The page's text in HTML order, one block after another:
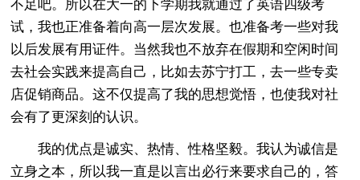
不足吧。所以在大一的下学期我就通过了英语四级考
试，我也正准备着向高一层次发展。也准备考一些对我
以后发展有用证件。当然我也不放弃在假期和空闲时间
去社会实践来提高自己，比如去苏宁打工，去一些专卖
店促销商品。这不仅提高了我的思想觉悟，也使我对社
会有了更深刻的认识。
我的优点是诚实、热情、性格坚毅。我认为诚信是
立身之本，所以我一直是以言出必行来要求自己的，答